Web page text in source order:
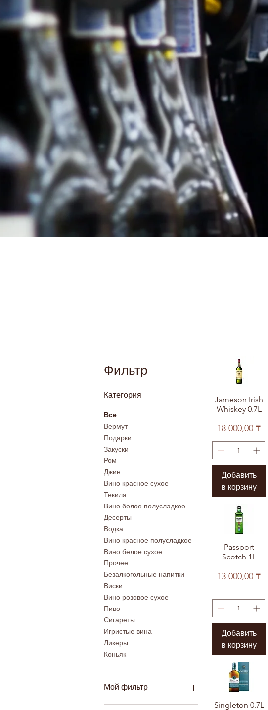
Фильтр
Категория
Все
Вермут
Подарки
Закуски
Ром
Джин
Вино красное сухое
Текила
Вино белое полусладкое
Десерты
Водка
Вино красное полусладкое
Вино белое сухое
Прочее
Безалкогольные напитки
Виски
Вино розовое сухое
Пиво
Сигареты
Игристые вина
Ликеры
Коньяк
Мой фильтр
Вермут
Jameson Irish
Whiskey 0.7L
Цена
18 000,00 ₸
Добавить
в корзину
Passport
Scotch 1L
Цена
13 000,00 ₸
Добавить
в корзину
Singleton 0.7L